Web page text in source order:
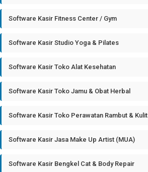
Software Kasir Fitness Center / Gym
Software Kasir Studio Yoga & Pilates
Software Kasir Toko Alat Kesehatan
Software Kasir Toko Jamu & Obat Herbal
Software Kasir Toko Perawatan Rambut & Kulit
Software Kasir Jasa Make Up Artist (MUA)
Software Kasir Bengkel Cat & Body Repair